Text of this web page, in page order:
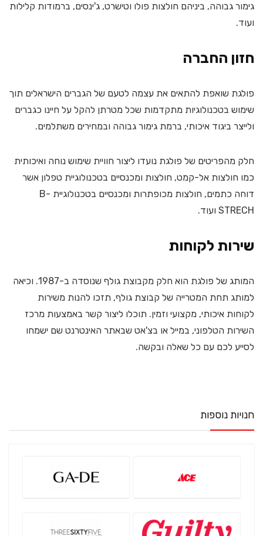
גימור גבוהה, ביניהם חולצות פולו וטישרט, ג'ינסים, ברמודות קלילות
ועוד.
חזון החברה
פולגת שואפת להתאים את עצמה לטעם של הגברים הישראלים תוך
שימוש בטכנולוגיות מתקדמות שכל מטרתן להקל על חיינו כגברים
ולייצר ביגוד איכותי, ברמת גימור גבוהה ובמחירים משתלמים.
חלק מהפריטים של פולגת נועדו ליצור חוויית שימוש נוחה ואיכותית
כמו חולצות אל-קמט, חולצות ומכנסיים בטכנולוגיית טפלון אשר
דוחה כתמים, חולצות מכופתרות ומכנסיים בטכנולוגיית B-
STRECH ועוד.
שירות לקוחות
המותג של פולגת הוא חלק מקבוצת גולף שנוסדה ב-1987. וכיאה
למותג תחת המטרייה של קבוצת גולף, תזכו להנות משירות
לקוחות איכותי, מקצועי וזמין. תוכלו ליצור קשר באמצעות מרכז
השירות הטלפוני, במייל או בצ'אט שבאתר האינטרנט שם ישמחו
לסייע לכם עם כל שאלה ובקשה.
חנויות נוספות